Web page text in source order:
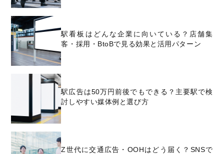
駅看板はどんな企業に向いている？店舗集
客・採用・BtoBで見る効果と活用パターン
駅広告は50万円前後でもできる？主要駅で検
討しやすい媒体例と選び方
Z世代に交通広告・OOHはどう届く？SNSで